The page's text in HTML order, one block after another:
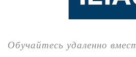
Обучайтесь удаленно